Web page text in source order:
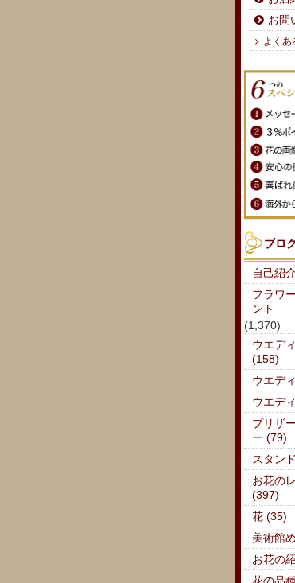
お問
よくあ
ブロ
自己紹
フラワ
ント
(1,370)
ウエデ
(158)
ウエデ
ウエデ
プリザ
ー (79)
スタン
お花の
(397)
花 (35)
美術館
お花の